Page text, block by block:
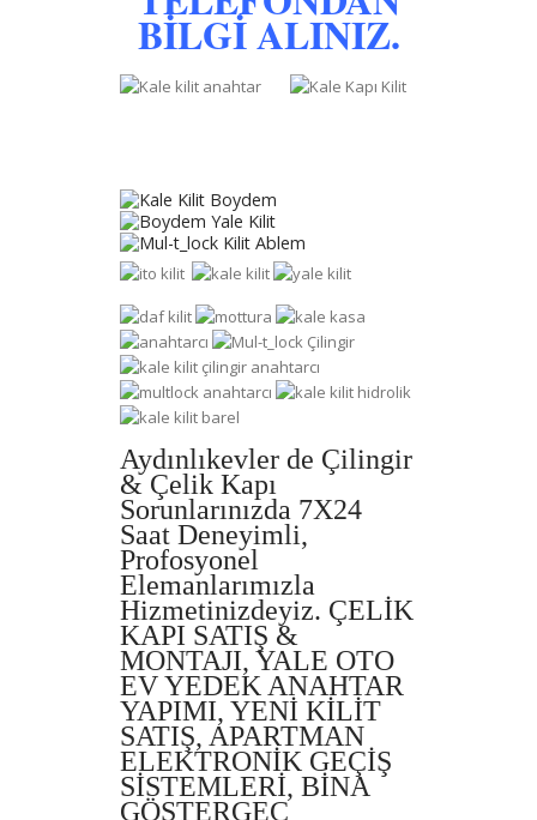
BİLGİ ALINIZ.
Aydınlıkevler de Çilingir
& Çelik Kapı
Sorunlarınızda 7X24
Saat Deneyimli,
Profosyonel
Elemanlarımızla
Hizmetinizdeyiz. ÇELİK
KAPI SATIŞ &
MONTAJI, YALE OTO
EV YEDEK ANAHTAR
YAPIMI, YENİ KİLİT
SATIŞ, APARTMAN
ELEKTRONİK GEÇİŞ
SİSTEMLERİ, BİNA
GÖSTERGEÇ